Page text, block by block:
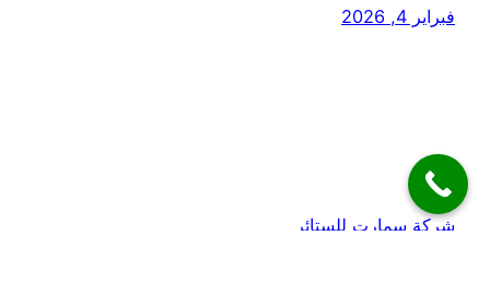
فبراير 4, 2026
شركة سمارت للستائر